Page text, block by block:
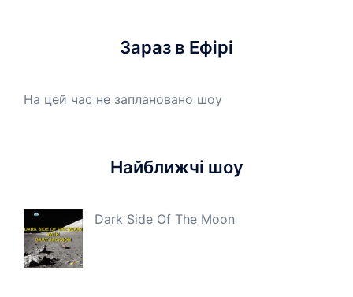
Зараз в Ефірі
На цей час не заплановано шоу
Найближчі шоу
Dark Side Of The Moon